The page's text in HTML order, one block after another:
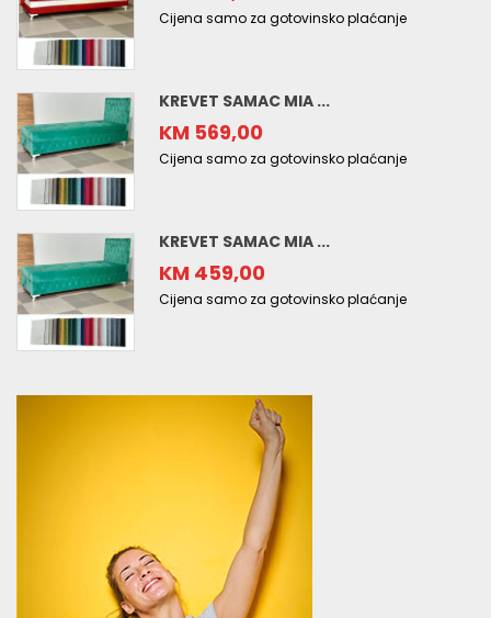
Cijena samo za gotovinsko plaćanje
KREVET SAMAC MIA ...
KM 569,00
Cijena samo za gotovinsko plaćanje
KREVET SAMAC MIA ...
KM 459,00
Cijena samo za gotovinsko plaćanje